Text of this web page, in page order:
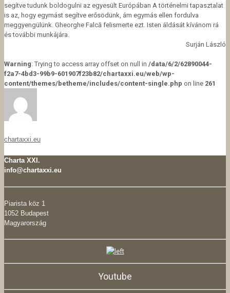
segítve tudunk boldogulni az egyesült Európában A történelmi tapasztalat
is az, hogy egymást segítve erősödünk, ám egymás ellen fordulva
meggyengülünk. Gheorghe Falcă felismerte ezt. Isten áldását kívánom rá
és további munkájára.
Surján László
Warning: Trying to access array offset on null in /data/6/2/62890044-
f2a7-4bd3-99b9-601907f23b82/chartaxxi.eu/web/wp-
content/themes/betheme/includes/content-single.php on line 261
chartaxxi.eu
Charta XXI.
info@chartaxxi.eu
Piarista köz 1
1052 Budapest
Magyarország
Youtube